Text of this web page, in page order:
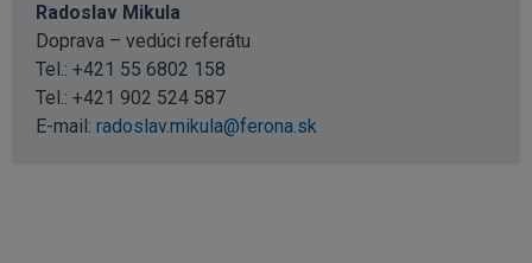
Radoslav Mikula
Doprava – vedúci referátu
Tel.: +421 55 6802 158
Tel.: +421 902 524 587
E-mail: radoslav.mikula@ferona.sk